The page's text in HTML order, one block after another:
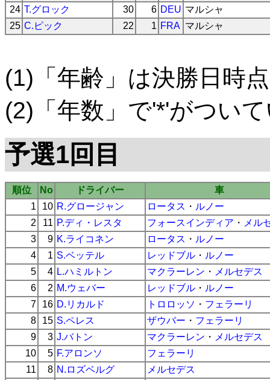
24 T.グロック 30 6 DEU マルシャ
25 C.ピック 22 1 FRA マルシャ
(1)「年齢」は決勝日時点
(2)「年数」で'*'がつい
予選1回目
順位 No ドライバー
車
1
10 R.グロージャン ロータス ・ ルノー
2
11 P.ディ・レスタ フォースインディア ・ メル
3
9 K.ライコネン ロータス ・ ルノー
4
1 S.ベッテル レッドブル ・ ルノー
5
4 L.ハミルトン マクラーレン ・ メルセデス
6
2 M.ウェバー レッドブル ・ ルノー
7
16 D.リカルド トロロッソ ・ フェラーリ
8
15 S.ペレス ザウバー ・ フェラーリ
9
3 J.バトン マクラーレン ・ メルセデス
10
5 F.アロンソ
フェラーリ
11
8 N.ロズベルグ
メルセデス